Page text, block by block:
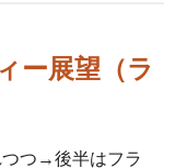
ー展望（ラ
つつ→後半はフラ